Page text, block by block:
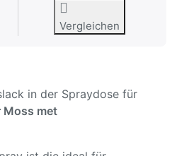
Vergleichen
in der Spraydose für
Moss met